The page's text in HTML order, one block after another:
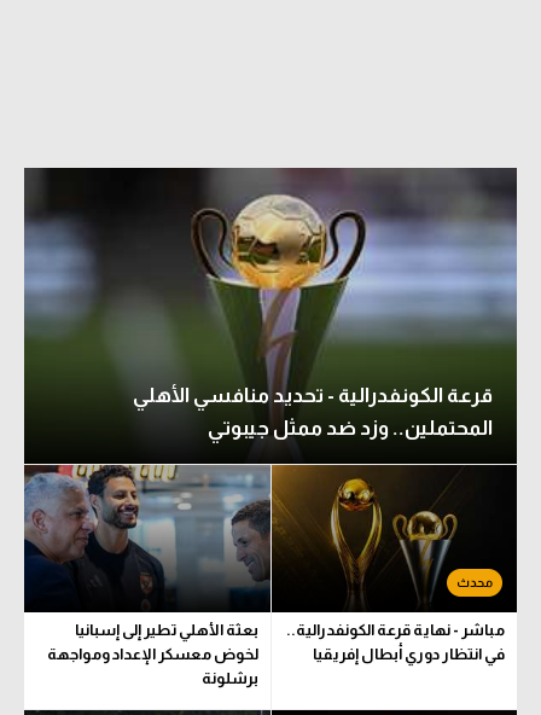
قرعة الكونفدرالية - تحديد منافسي الأهلي
المحتملين.. وزد ضد ممثل جيبوتي
مباشر - نهاية قرعة الكونفدرالية..
في انتظار دوري أبطال إفريقيا
بعثة الأهلي تطير إلى إسبانيا
لخوض معسكر الإعداد ومواجهة
برشلونة